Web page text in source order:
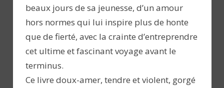
beaux jours de sa jeunesse, d’un amour
hors normes qui lui inspire plus de honte
que de fierté, avec la crainte d’entreprendre
cet ultime et fascinant voyage avant le
terminus.
Ce livre doux-amer, tendre et violent, gorgé